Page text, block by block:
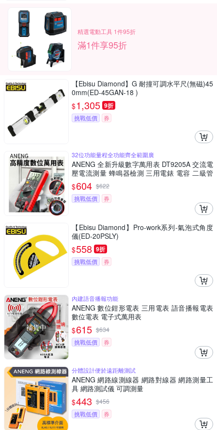
精選電動工具 1件95折
滿1件享95折
【Ebisu Diamond】G 耐撞可調水平尺(無磁)45
0mm(ED-45GAN-18 )
$1,305 9折
挑戰低價 券
32位功能量程全功能齊全範圍廣
ANENG 全新升級數字萬用表 DT9205A 交流電
壓電流測量 蜂鳴器檢測 三用電錶 電容 二級管
測量儀
$604 $622
挑戰低價
券
【Ebisu Diamond】Pro-work系列-氣泡式角度
儀(ED-20PSLY)
$558 9折
挑戰低價 券
補貨中
內建語音播報功能
ANENG 數位鉗形電表 三用電表 語音播報電表
數位電表 電子式萬用表
$615 $634
挑戰低價
券
分體設計便於遠距離測試
ANENG 網路線測線器 網路對線器 網路測量工
具 網路測試儀 可調測量
$443 $456
挑戰低價
券